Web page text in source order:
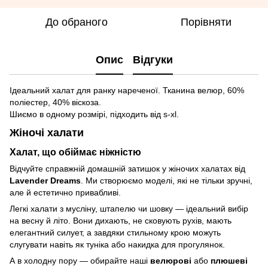
До обраного Порівняти
Опис Відгуки
Ідеальний халат для ранку нареченої. Тканина велюр, 60%
поліестер, 40% віскоза.
Шиємо в одному розмірі, підходить від s-xl.
Жіночі халати
Халат, що обіймає ніжністю
Відчуйте справжній домашній затишок у жіночих халатах від
Lavender Dreams . Ми створюємо моделі, які не тільки зручні,
але й естетично привабливі.
Легкі халати з мусліну, штапелю чи шовку — ідеальний вибір
на весну й літо. Вони дихають, не сковують рухів, мають
елегантний силует, а завдяки стильному крою можуть
слугувати навіть як туніка або накидка для прогулянок.
А в холодну пору — обирайте наші велюрові або плюшеві